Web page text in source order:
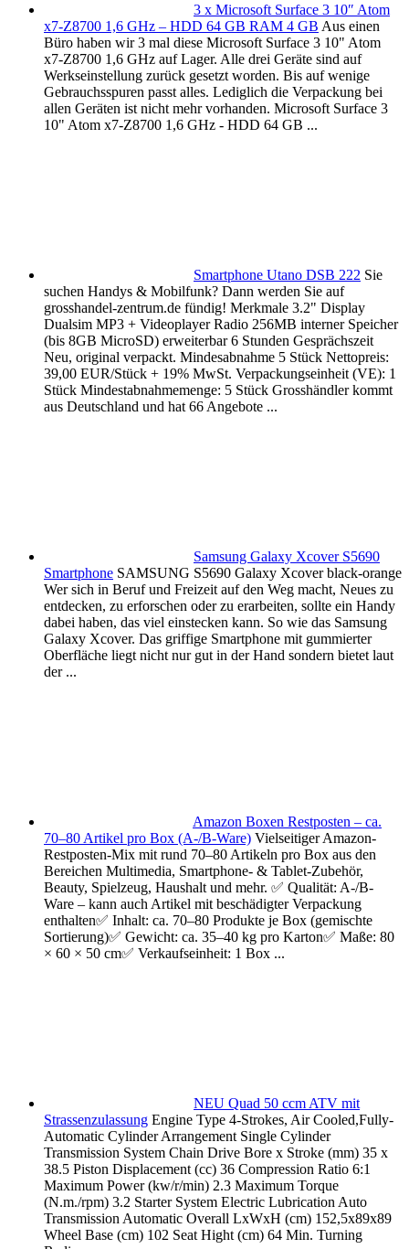
3 x Microsoft Surface 3 10″ Atom
x7-Z8700 1,6 GHz – HDD 64 GB RAM 4 GB Aus einen
Büro haben wir 3 mal diese Microsoft Surface 3 10" Atom
x7-Z8700 1,6 GHz auf Lager. Alle drei Geräte sind auf
Werkseinstellung zurück gesetzt worden. Bis auf wenige
Gebrauchsspuren passt alles. Lediglich die Verpackung bei
allen Geräten ist nicht mehr vorhanden. Microsoft Surface 3
10" Atom x7-Z8700 1,6 GHz - HDD 64 GB ...
Smartphone Utano DSB 222 Sie
suchen Handys & Mobilfunk? Dann werden Sie auf
grosshandel-zentrum.de fündig! Merkmale 3.2" Display
Dualsim MP3 + Videoplayer Radio 256MB interner Speicher
(bis 8GB MicroSD) erweiterbar 6 Stunden Gesprächszeit
Neu, original verpackt. Mindesabnahme 5 Stück Nettopreis:
39,00 EUR/Stück + 19% MwSt. Verpackungseinheit (VE): 1
Stück Mindestabnahmemenge: 5 Stück Grosshändler kommt
aus Deutschland und hat 66 Angebote ...
Samsung Galaxy Xcover S5690
Smartphone SAMSUNG S5690 Galaxy Xcover black-orange
Wer sich in Beruf und Freizeit auf den Weg macht, Neues zu
entdecken, zu erforschen oder zu erarbeiten, sollte ein Handy
dabei haben, das viel einstecken kann. So wie das Samsung
Galaxy Xcover. Das griffige Smartphone mit gummierter
Oberfläche liegt nicht nur gut in der Hand sondern bietet laut
der ...
Amazon Boxen Restposten – ca.
70–80 Artikel pro Box (A-/B-Ware) Vielseitiger Amazon-
Restposten-Mix mit rund 70–80 Artikeln pro Box aus den
Bereichen Multimedia, Smartphone- & Tablet-Zubehör,
Beauty, Spielzeug, Haushalt und mehr. ✅ Qualität: A-/B-
Ware – kann auch Artikel mit beschädigter Verpackung
enthalten✅ Inhalt: ca. 70–80 Produkte je Box (gemischte
Sortierung)✅ Gewicht: ca. 35–40 kg pro Karton✅ Maße: 80
× 60 × 50 cm✅ Verkaufseinheit: 1 Box ...
NEU Quad 50 ccm ATV mit
Strassenzulassung Engine Type 4-Strokes, Air Cooled,Fully-
Automatic Cylinder Arrangement Single Cylinder
Transmission System Chain Drive Bore x Stroke (mm) 35 x
38.5 Piston Displacement (cc) 36 Compression Ratio 6:1
Maximum Power (kw/r/min) 2.3 Maximum Torque
(N.m./rpm) 3.2 Starter System Electric Lubrication Auto
Transmission Automatic Overall LxWxH (cm) 152,5x89x89
Wheel Base (cm) 102 Seat Hight (cm) 64 Min. Turning